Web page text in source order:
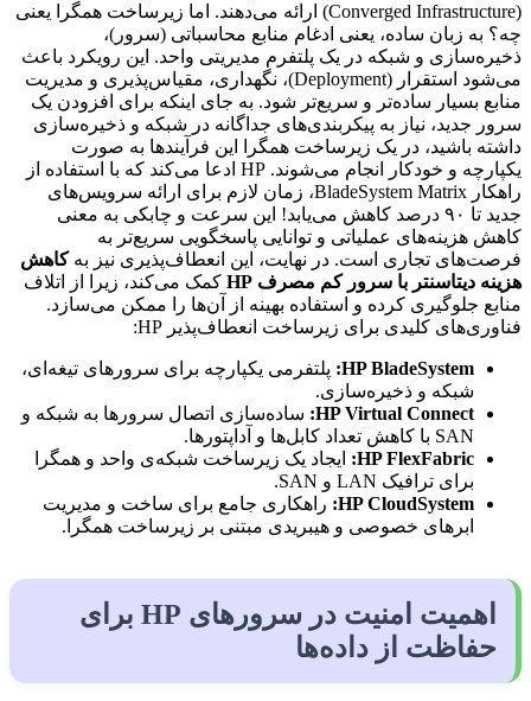
(Converged Infrastructure) ارائه می‌دهند. اما زیرساخت همگرا یعنی
چه؟ به زبان ساده، یعنی ادغام منابع محاسباتی (سرور)،
ذخیره‌سازی و شبکه در یک پلتفرم مدیریتی واحد. این رویکرد باعث
می‌شود استقرار (Deployment)، نگهداری، مقیاس‌پذیری و مدیریت
منابع بسیار ساده‌تر و سریع‌تر شود. به جای اینکه برای افزودن یک
سرور جدید، نیاز به پیکربندی‌های جداگانه در شبکه و ذخیره‌سازی
داشته باشید، در یک زیرساخت همگرا این فرآیندها به صورت
یکپارچه و خودکار انجام می‌شوند. HP ادعا می‌کند که با استفاده از
راهکار BladeSystem Matrix، زمان لازم برای ارائه سرویس‌های
جدید تا ۹۰ درصد کاهش می‌یابد! این سرعت و چابکی به معنی
کاهش هزینه‌های عملیاتی و توانایی پاسخگویی سریع‌تر به
فرصت‌های تجاری است. در نهایت، این انعطاف‌پذیری نیز بهکاهش
هزینه دیتاسنتر با سرور کم مصرف HP کمک می‌کند، زیرا از اتلاف
منابع جلوگیری کرده و استفاده بهینه از آن‌ها را ممکن می‌سازد.
فناوری‌های کلیدی برای زیرساخت انعطاف‌پذیر HP:
HP BladeSystem
: پلتفرمی یکپارچه برای سرورهای تیغه‌ای،
شبکه و ذخیره‌سازی.
HP Virtual Connect
: ساده‌سازی اتصال سرورها به شبکه و
SAN با کاهش تعداد کابل‌ها و آداپتورها.
HP FlexFabric
: ایجاد یک زیرساخت شبکه‌ی واحد و همگرا
برای ترافیک LAN و SAN.
HP CloudSystem
: راهکاری جامع برای ساخت و مدیریت
ابرهای خصوصی و هیبریدی مبتنی بر زیرساخت همگرا.
اهمیت امنیت در سرورهای HP برای
حفاظت از داده‌ها